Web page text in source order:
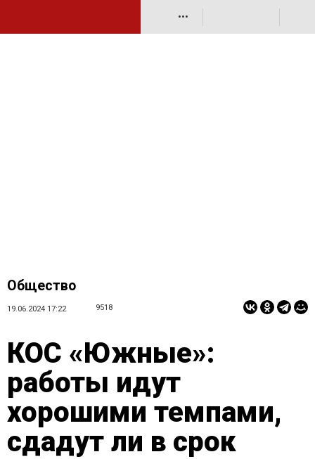
•••
Общество
19.06.2024 17:22 9518
КОС «Южные»:
работы идут
хорошими темпами,
сдадут ли в срок